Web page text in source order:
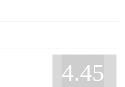
4.45